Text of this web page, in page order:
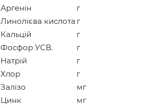
Аргенін
г
Линолієва кислота г
Кальцій
г
Фосфор УСВ.
г
Натрій
г
Хлор
г
Залізо
мг
Цинк
мг